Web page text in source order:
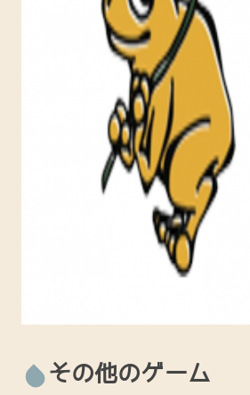
その他のゲーム